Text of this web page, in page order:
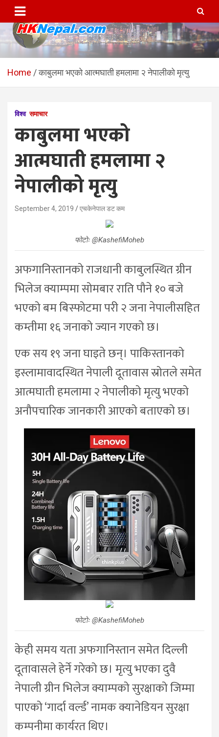
content
HKNepal.com – हङकङबाट
सञ्चालित पहिलो नेपाली अनलाईन
hknepal, hknepal.com, hk nepal, hk nepal com
Home काबुलमा भएको आत्मघाती हमलामा २ नेपालीको मृत्यु
विश्व समाचार
काबुलमा भएको
आत्मघाती हमलामा २
नेपालीको मृत्यु
September 4, 2019 एचकेनेपाल डट कम
फोटोः @KashefiMoheb
अफगानिस्तानको राजधानी काबुलस्थित ग्रीन
भिलेज क्याम्पमा सोमबार राति पौने १० बजे
भएको बम बिस्फोटमा परी २ जना नेपालीसहित
कम्तीमा १६ जनाको ज्यान गएको छ।
एक सय १९ जना घाइते छन्। पाकिस्तानको
इस्लामावादस्थित नेपाली दूतावास स्रोतले समेत
आत्मघाती हमलामा २ नेपालीको मृत्यु भएको
अनौपचारिक जानकारी आएको बताएको छ।
फोटोः @KashefiMoheb
केही समय यता अफगानिस्तान समेत दिल्ली
दूतावासले हेर्ने गरेको छ। मृत्यु भएका दुवै
नेपाली ग्रीन भिलेज क्याम्पको सुरक्षाको जिम्मा
पाएको ‘गार्दा वर्ल्ड’ नामक क्यानेडियन सुरक्षा
कम्पनीमा कार्यरत थिए।